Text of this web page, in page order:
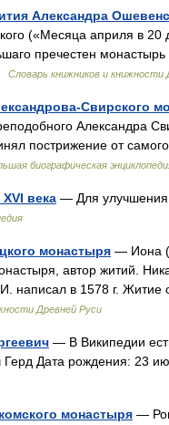
Александра
(«Месяца априля в 20
пречестен
Словарь книжников и книжности
Свирского
Александра
пострижение от
биографическая
века — Для улучшения
монастыря — Иона
автор житий.
написал в 1578 г.
Древней Руси
— В Википедии
Герд Дата рождения: 23
монастыря —